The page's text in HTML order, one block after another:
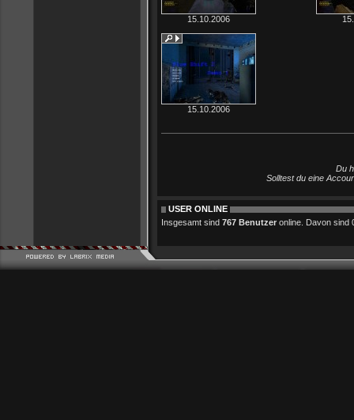
15.10.2006
15.10.2006
Du
Solltest du eine
USER ONLINE
Insgesamt sind 767 Benutzer online. Davon sind